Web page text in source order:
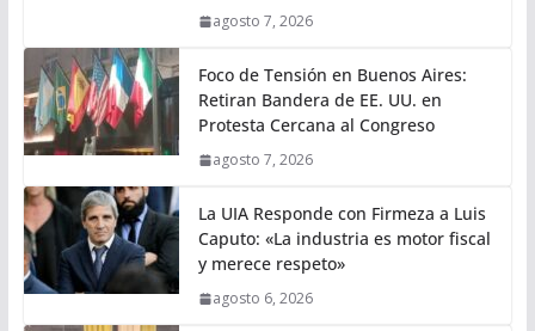
agosto 7, 2026
Foco de Tensión en Buenos Aires:
Retiran Bandera de EE. UU. en
Protesta Cercana al Congreso
agosto 7, 2026
La UIA Responde con Firmeza a Luis
Caputo: «La industria es motor fiscal
y merece respeto»
agosto 6, 2026